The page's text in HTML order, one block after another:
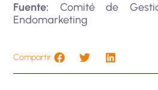
Fuente: Comité de
Endomarketing
Compartir: